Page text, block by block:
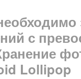
с
Lollipop